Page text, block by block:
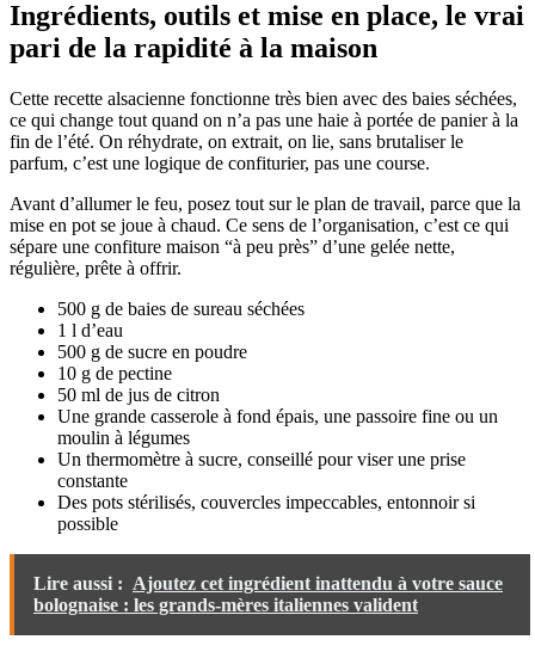
Ingrédients, outils et mise en place, le vrai
pari de la rapidité à la maison
Cette recette alsacienne fonctionne très bien avec des baies séchées,
ce qui change tout quand on n’a pas une haie à portée de panier à la
fin de l’été. On réhydrate, on extrait, on lie, sans brutaliser le
parfum, c’est une logique de confiturier, pas une course.
Avant d’allumer le feu, posez tout sur le plan de travail, parce que la
mise en pot se joue à chaud. Ce sens de l’organisation, c’est ce qui
sépare une confiture maison “à peu près” d’une gelée nette,
régulière, prête à offrir.
500 g de baies de sureau séchées
1 l d’eau
500 g de sucre en poudre
10 g de pectine
50 ml de jus de citron
Une grande casserole à fond épais, une passoire fine ou un
moulin à légumes
Un thermomètre à sucre, conseillé pour viser une prise
constante
Des pots stérilisés, couvercles impeccables, entonnoir si
possible
Lire aussi : Ajoutez cet ingrédient inattendu à votre sauce
bolognaise : les grands-mères italiennes valident